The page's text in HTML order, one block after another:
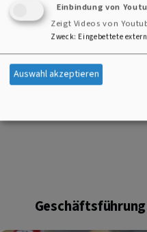
Hans-Dieter Vogt, 0911/ 214
Einbindung von
Zeigt Videos von
Zweck: Eingebettete
Auswahl akzeptieren